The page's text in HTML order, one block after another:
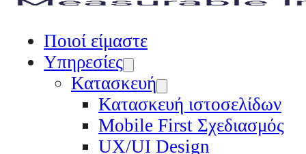
Ποιοί είμαστε
Υπηρεσίες
Κατασκευή
Κατασκευή ιστοσελίδων
Mobile First Σχεδιασμός
UX/UI Design